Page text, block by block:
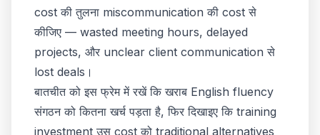
cost की तुलना miscommunication की cost से
कीजिए — wasted meeting hours, delayed
projects, और unclear client communication से
lost deals।
बातचीत को इस फ्रेम में रखें कि खराब English fluency
संगठन को कितना खर्च पड़ता है, फिर दिखाइए कि training
investment उस cost को traditional alternatives